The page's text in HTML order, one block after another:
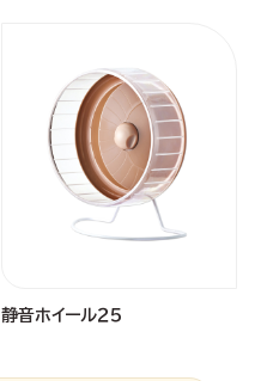
静音ホイール２５